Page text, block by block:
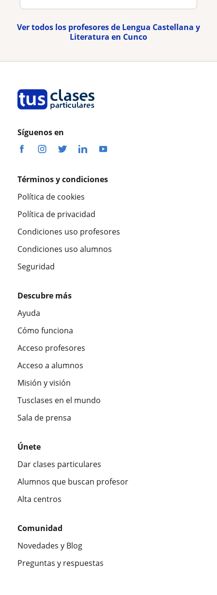
Ver todos los profesores de Lengua Castellana y
Literatura en Cunco
Síguenos en
Términos y condiciones
Política de cookies
Política de privacidad
Condiciones uso profesores
Condiciones uso alumnos
Seguridad
Descubre más
Ayuda
Cómo funciona
Acceso profesores
Acceso a alumnos
Misión y visión
Tusclases en el mundo
Sala de prensa
Únete
Dar clases particulares
Alumnos que buscan profesor
Alta centros
Comunidad
Novedades y Blog
Preguntas y respuestas